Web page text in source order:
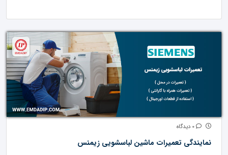
نمایندگی تعمیرات ماشین لباسشویی زیمنس